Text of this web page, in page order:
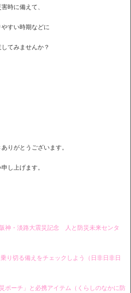
時に備えて、
すい時期などに
てみませんか？
りがとうございます。
し上げます。
神・淡路大震災記念 人と防災未来センタ
り切る備えをチェックしよう（日非日非日
ポーチ」と必携アイテム （くらしのなかに防